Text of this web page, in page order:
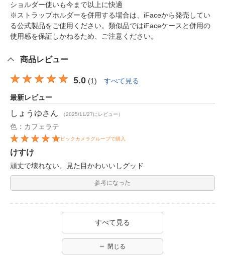
ショルダー使いも今まで以上に快適
※ストラップホルダーを併用する場合は、iFaceから発売してい
る公式製品をご使用ください。類似品ではiFaceケースと併用の
使用感を保証しかねるため、ご注意ください。
商品レビュー
5.0 (1) すべて見る
最新レビュー
しょうゆさん （2025/11/27にレビュー）
色：カフェラテ
ビックカメラグループで購入
けすけ
頑丈で壊れない、見た目かわいいしグッド
参考になった
すべて見る
閉じる